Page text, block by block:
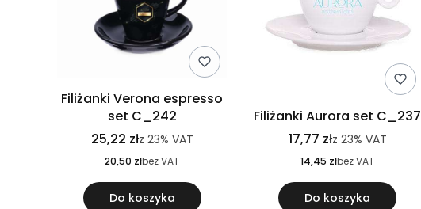
Filiżanki Verona espresso
set C_242
25,22 złz 23% VAT
20,50 złbez VAT
Do koszyka
Filiżanki Aurora set C_237
17,77 złz 23% VAT
14,45 złbez VAT
Do koszyka